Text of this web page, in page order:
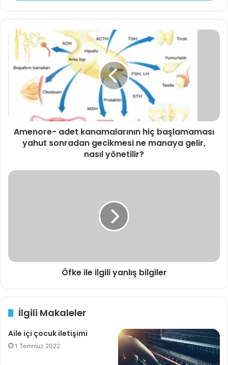
•Önceden tahmin edilemezlik
•Olacaklara kendini hazırlayamamak
•Kontrol edilemezlik
•Olanları etkileyememek; kontrol edememek
•Zarar görebilirliğimizin farkına varmak
•Her türlü şeyin her an olabileceği bilinci
•Yaşam ve dünya ile ilgili beklentilerimizin sarsılması
Tweet
Share
Amenore- adet kanamalarının hiç başlamaması
yahut sonradan gecikmesi ne manaya gelir,
nasıl yönetilir?
Öfke ile ilgili yanlış bilgiler
İlgili Makaleler
Aile içi çocuk iletişimi
1 Temmuz 2022